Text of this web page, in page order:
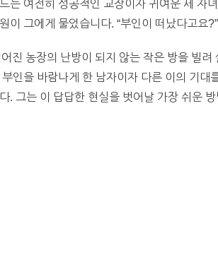
는 여전히 성공적인 교장이자 귀여운 세 자
이 그에게 물었습니다. “부인이 떠났다고요?”
진 농장의 난방이 되지 않는 작은 방을 빌
인을 바람나게 한 남자이자 다른 이의 기
. 그는 이 답답한 현실을 벗어날 가장 쉬운